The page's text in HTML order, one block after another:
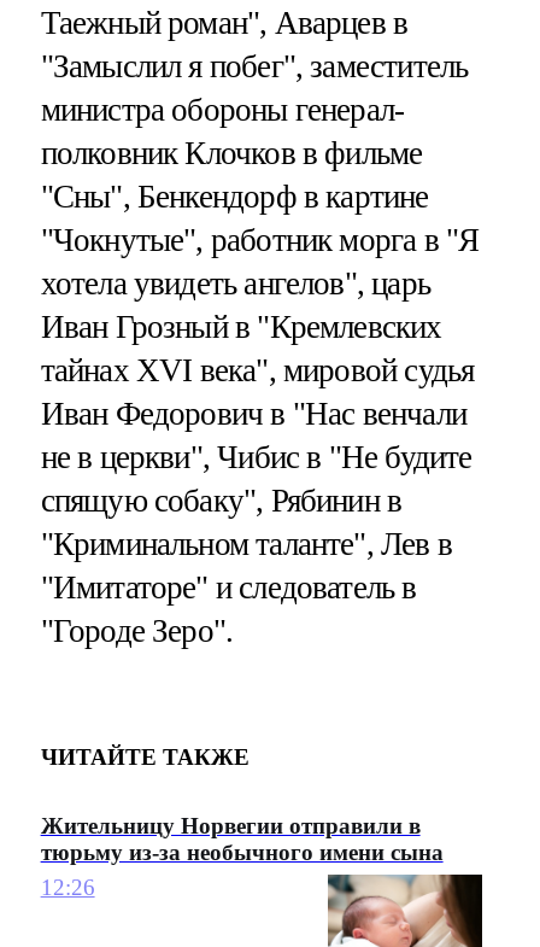
Таежный роман", Аварцев в
"Замыслил я побег", заместитель
министра обороны генерал-
полковник Клочков в фильме
"Сны", Бенкендорф в картине
"Чокнутые", работник морга в "Я
хотела увидеть ангелов", царь
Иван Грозный в "Кремлевских
тайнах XVI века", мировой судья
Иван Федорович в "Нас венчали
не в церкви", Чибис в "Не будите
спящую собаку", Рябинин в
"Криминальном таланте", Лев в
"Имитаторе" и следователь в
"Городе Зеро".
ЧИТАЙТЕ ТАКЖЕ
Жительницу Норвегии отправили в
тюрьму из-за необычного имени сына
12:26